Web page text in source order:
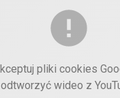
pliki cookies
odtworzyć wideo z